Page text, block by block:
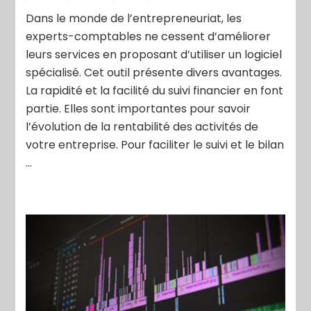
Dans le monde de l’entrepreneuriat, les
experts-comptables ne cessent d’améliorer
leurs services en proposant d’utiliser un logiciel
spécialisé. Cet outil présente divers avantages.
La rapidité et la facilité du suivi financier en font
partie. Elles sont importantes pour savoir
l’évolution de la rentabilité des activités de
votre entreprise. Pour faciliter le suivi et le bilan
…